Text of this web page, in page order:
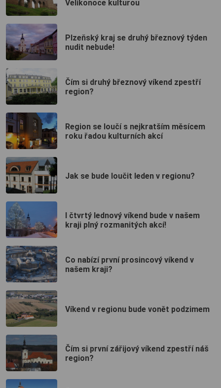
Velikonoce kulturou
Plzeňský kraj se druhý březnový týden
nudit nebude!
Čím si druhý březnový víkend zpestří
region?
Region se loučí s nejkratším měsícem
roku řadou kulturních akcí
Jak se bude loučit leden v regionu?
I čtvrtý lednový víkend bude v našem
kraji plný rozmanitých akcí!
Co nabízí první prosincový víkend v
našem kraji?
Víkend v regionu bude vonět podzimem
Čím si první zářijový víkend zpestří náš
region?